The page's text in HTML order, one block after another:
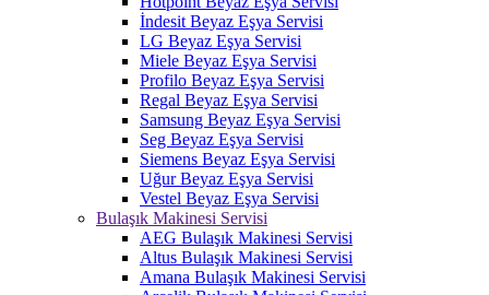
İndesit Beyaz Eşya Servisi
LG Beyaz Eşya Servisi
Miele Beyaz Eşya Servisi
Profilo Beyaz Eşya Servisi
Regal Beyaz Eşya Servisi
Samsung Beyaz Eşya Servisi
Seg Beyaz Eşya Servisi
Siemens Beyaz Eşya Servisi
Uğur Beyaz Eşya Servisi
Vestel Beyaz Eşya Servisi
Bulaşık Makinesi Servisi
AEG Bulaşık Makinesi Servisi
Altus Bulaşık Makinesi Servisi
Amana Bulaşık Makinesi Servisi